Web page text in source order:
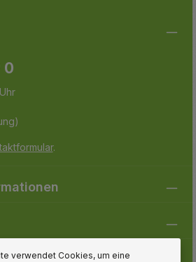
0
.
verwendet Cookies, um eine